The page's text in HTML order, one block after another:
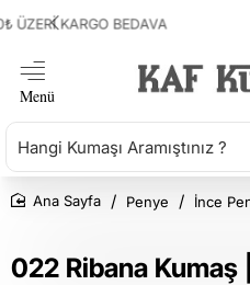
ANLAŞMALI
022 Ribana Kumaş
Penye İnce